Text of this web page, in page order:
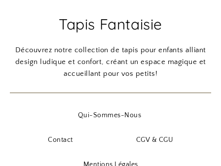
Tapis Fantaisie
Découvrez notre collection de tapis pour enfants alliant
design ludique et confort, créant un espace magique et
accueillant pour vos petits!
Qui-Sommes-Nous
Contact CGV & CGU